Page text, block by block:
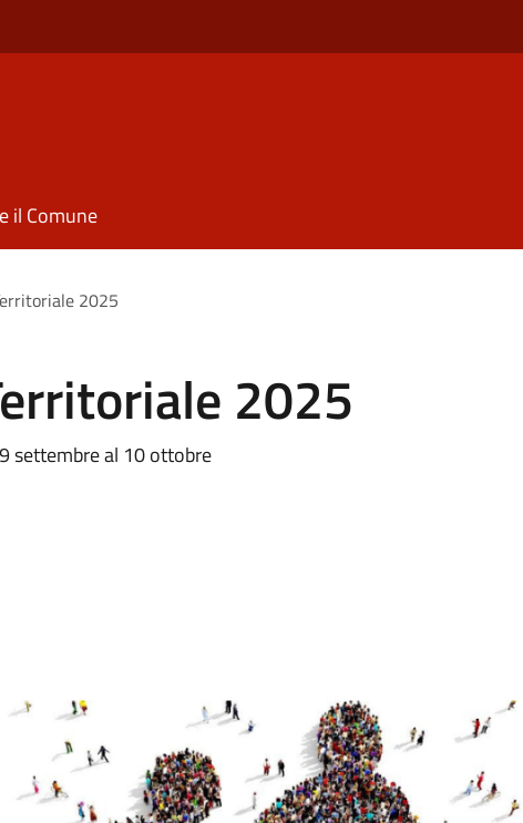
il Comune
2025
2025
settembre al 10 ottobre